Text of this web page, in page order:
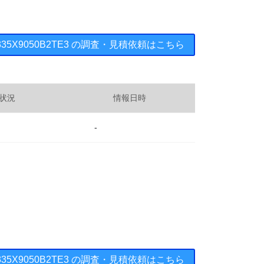
の調査・見積依頼はこちら
況 情報日時
-
の調査・見積依頼はこちら